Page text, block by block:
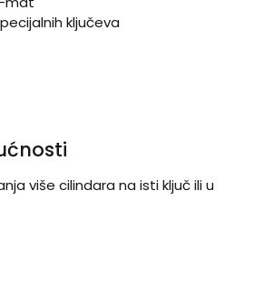
ključeva
više cilindara na isti ključ ili u